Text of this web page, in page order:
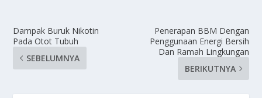
Dampak Buruk Nikotin
Pada Otot Tubuh
SEBELUMNYA
Penerapan BBM Dengan
Penggunaan Energi Bersih
Dan Ramah Lingkungan
BERIKUTNYA